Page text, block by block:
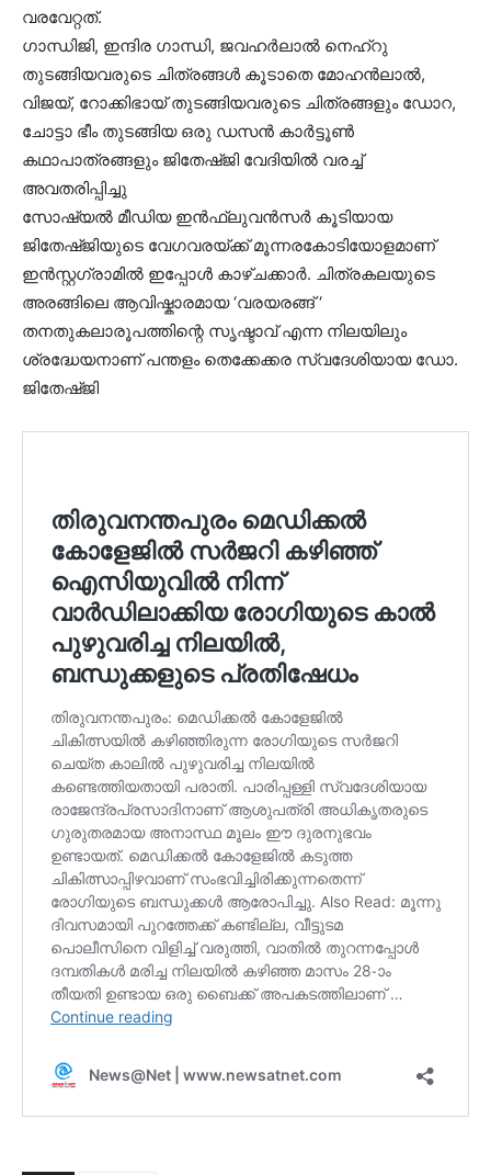
വരവേറ്റത്.
ഗാന്ധിജി, ഇന്ദിര ഗാന്ധി, ജവഹർലാൽ നെഹ്‌റു
തുടങ്ങിയവരുടെ ചിത്രങ്ങൾ കൂടാതെ മോഹൻലാൽ,
വിജയ്, റോക്കിഭായ് തുടങ്ങിയവരുടെ ചിത്രങ്ങളും ഡോറ,
ചോട്ടാ ഭീം തുടങ്ങിയ ഒരു ഡസൻ കാർട്ടൂൺ
കഥാപാത്രങ്ങളും ജിതേഷ്ജി വേദിയിൽ വരച്ച്
അവതരിപ്പിച്ചു
സോഷ്യൽ മീഡിയ ഇൻഫ്ലുവൻസർ കൂടിയായ
ജിതേഷ്ജിയുടെ വേഗവരയ്ക്ക് മൂന്നരകോടിയോളമാണ്
ഇൻസ്റ്റഗ്രാമിൽ ഇപ്പോൾ കാഴ്ചക്കാർ. ചിത്രകലയുടെ
അരങ്ങിലെ ആവിഷ്കാരമായ ‘വരയരങ്ങ് ‘
തനതുകലാരൂപത്തിന്റെ സൃഷ്ടാവ് എന്ന നിലയിലും
ശ്രദ്ധേയനാണ് പന്തളം തെക്കേക്കര സ്വദേശിയായ ഡോ.
ജിതേഷ്ജി